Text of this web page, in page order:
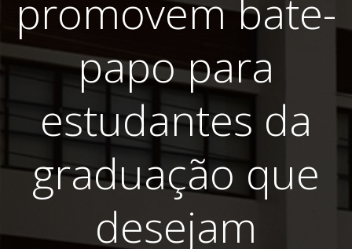
promovem bate-
papo para
estudantes da
graduação que
desejam